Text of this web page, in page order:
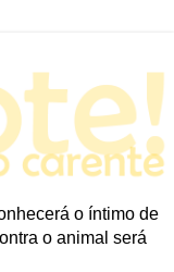
o íntimo de
o animal será